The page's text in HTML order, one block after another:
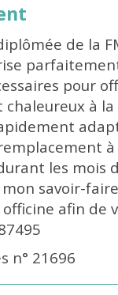
de la
pour
à
les mois
savoir-
afin de
n° 21696